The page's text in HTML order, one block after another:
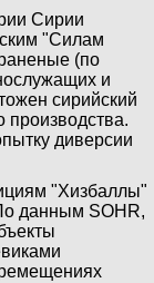
Сирии
"Силам
(по
и
сирийский
диверсии
"Хизбаллы"
данным SOHR,